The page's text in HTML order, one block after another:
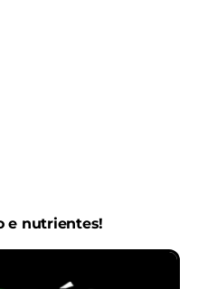
e nutrientes!